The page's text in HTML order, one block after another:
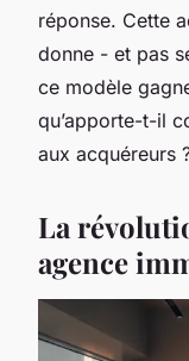
réponse. Cette
donne - et pas
ce modèle
qu’apporte-t-il
aux acquéreurs
La
agence